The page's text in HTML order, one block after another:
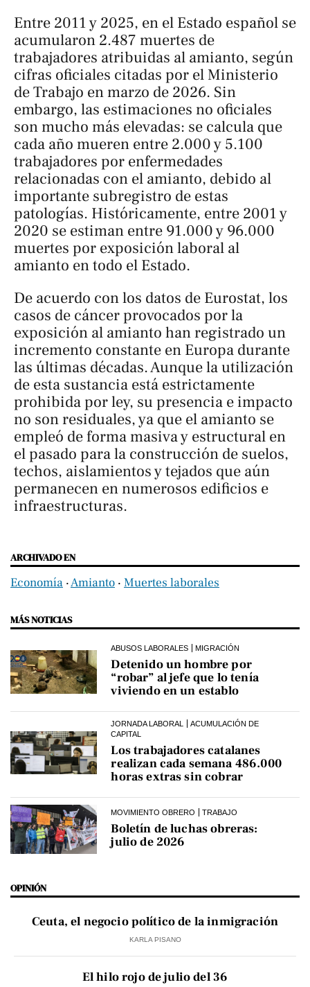
Entre 2011 y 2025, en el Estado español se
acumularon 2.487 muertes de
trabajadores atribuidas al amianto, según
cifras oficiales citadas por el Ministerio
de Trabajo en marzo de 2026. Sin
embargo, las estimaciones no oficiales
son mucho más elevadas: se calcula que
cada año mueren entre 2.000 y 5.100
trabajadores por enfermedades
relacionadas con el amianto, debido al
importante subregistro de estas
patologías. Históricamente, entre 2001 y
2020 se estiman entre 91.000 y 96.000
muertes por exposición laboral al
amianto en todo el Estado.
De acuerdo con los datos de Eurostat, los
casos de cáncer provocados por la
exposición al amianto han registrado un
incremento constante en Europa durante
las últimas décadas. Aunque la utilización
de esta sustancia está estrictamente
prohibida por ley, su presencia e impacto
no son residuales, ya que el amianto se
empleó de forma masiva y estructural en
el pasado para la construcción de suelos,
techos, aislamientos y tejados que aún
permanecen en numerosos edificios e
infraestructuras.
ARCHIVADO EN
Economía ‧Amianto ‧ Muertes laborales
MÁS NOTICIAS
ABUSOS LABORALES MIGRACIÓN
Detenido un hombre por
“robar” al jefe que lo tenía
viviendo en un establo
JORNADA LABORAL
ACUMULACIÓN DE
CAPITAL
Los trabajadores catalanes
realizan cada semana 486.000
horas extras sin cobrar
MOVIMIENTO OBRERO TRABAJO
Boletín de luchas obreras:
julio de 2026
OPINIÓN
Ceuta, el negocio político de la inmigración
KARLA PISANO
El hilo rojo de julio del 36